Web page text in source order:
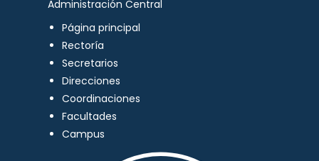
Administración Central
Página principal
Rectoría
Secretarios
Direcciones
Coordinaciones
Facultades
Campus